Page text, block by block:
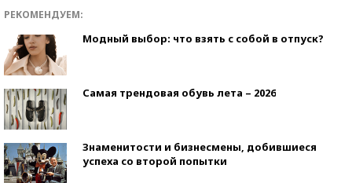
РЕКОМЕНДУЕМ:
Модный выбор: что взять с собой в отпуск?
Самая трендовая обувь лета – 2026
Знаменитости и бизнесмены, добившиеся
успеха со второй попытки